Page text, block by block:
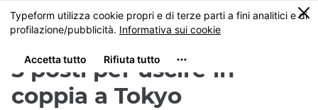
Skip
to
content
MENU
0
5 posti per uscire in
coppia a Tokyo